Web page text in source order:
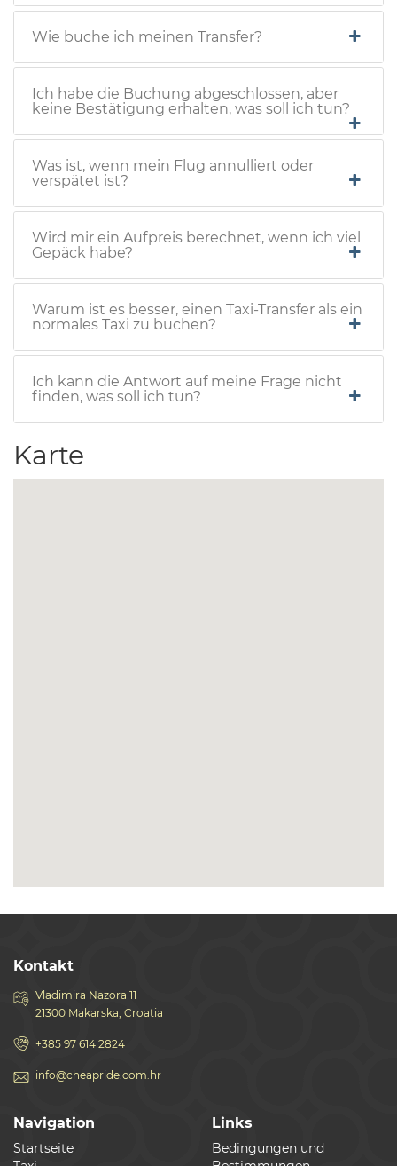
Wie buche ich meinen Transfer?
Ich habe die Buchung abgeschlossen, aber
keine Bestätigung erhalten, was soll ich tun?
Was ist, wenn mein Flug annulliert oder
verspätet ist?
Wird mir ein Aufpreis berechnet, wenn ich viel
Gepäck habe?
Warum ist es besser, einen Taxi-Transfer als ein
normales Taxi zu buchen?
Ich kann die Antwort auf meine Frage nicht
finden, was soll ich tun?
Karte
Kontakt
Vladimira Nazora 11
21300 Makarska, Croatia
+385 97 614 2824
info@cheapride.com.hr
Navigation
Startseite
Links
Bedingungen und